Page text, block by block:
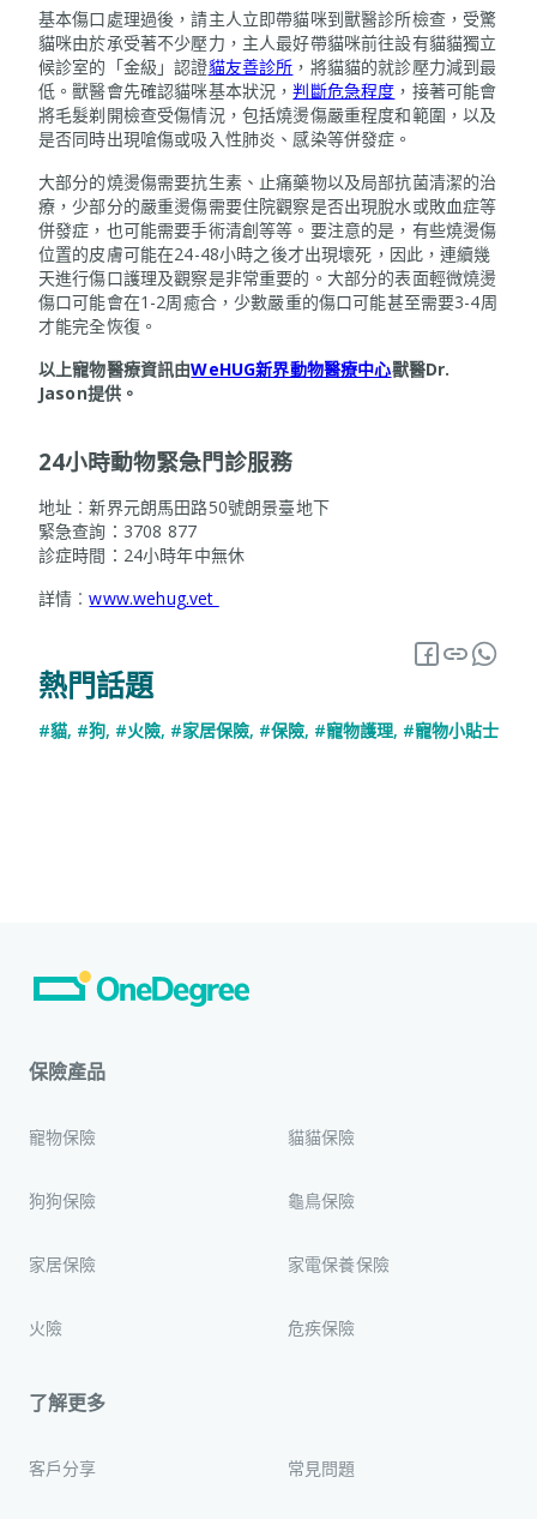
基本傷口處理過後，請主人立即帶貓咪到獸醫診所檢查，受驚
貓咪由於承受著不少壓力，主人最好帶貓咪前往設有貓貓獨立
候診室的「金級」認證貓友善診所 ，將貓貓的就診壓力減到最
低。獸醫會先確認貓咪基本狀況，判斷危急程度 ，接著可能會
將毛髮剃開檢查受傷情況，包括燒燙傷嚴重程度和範圍，以及
是否同時出現嗆傷或吸入性肺炎、感染等併發症。
大部分的燒燙傷需要抗生素、止痛藥物以及局部抗菌清潔的治
療，少部分的嚴重燙傷需要住院觀察是否出現脫水或敗血症等
併發症，也可能需要手術清創等等。要注意的是，有些燒燙傷
位置的皮膚可能在24-48小時之後才出現壞死，因此，連續幾
天進行傷口護理及觀察是非常重要的。大部分的表面輕微燒燙
傷口可能會在1-2周癒合，少數嚴重的傷口可能甚至需要3-4周
才能完全恢復。
以上寵物醫療資訊由WeHUG新界動物醫療中心獸醫Dr.
Jason提供。
24小時動物緊急門診服務
地址︰新界元朗馬田路50號朗景臺地下
緊急查詢：3708 877
診症時間：24小時年中無休
詳情︰www.wehug.vet
熱門話題
#貓, #狗, #火險, #家居保險, #保險, #寵物護理, #寵物小貼士
保險產品
寵物保險 貓貓保險
狗狗保險 龜鳥保險
家居保險 家電保養保險
火險 危疾保險
了解更多
客戶分享 常見問題